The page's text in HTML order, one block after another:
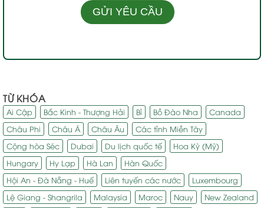
TỪ KHÓA
Ai Cập Bắc Kinh - Thượng Hải Bỉ Bồ Đào Nha
Canada
Châu Phi
Châu Á Châu Âu
Các tỉnh Miền Tây
Cộng hòa Séc
Dubai Du lịch quốc tế
Hoa Kỳ (Mỹ)
Hungary
Hy Lạp Hà Lan
Hàn Quốc
Hội An - Đà Nẵng - Huế
Liên tuyến các nước
Luxembourg
Lệ Giang - Shangrila
Malaysia Maroc Nauy
New Zealand